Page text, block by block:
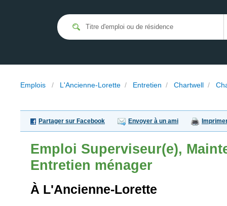
Emplois / L'Ancienne-Lorette / Entretien / Chartwell /
Partager sur Facebook Envoyer à un ami
Emploi Superviseur(e),
Entretien ménager
À L'Ancienne-Lorette